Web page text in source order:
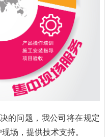
的问题，我公司将在规定
场，提供技术支持。